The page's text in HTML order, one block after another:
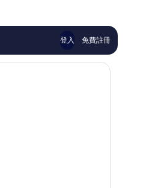
則
評
論
登入 免費註冊